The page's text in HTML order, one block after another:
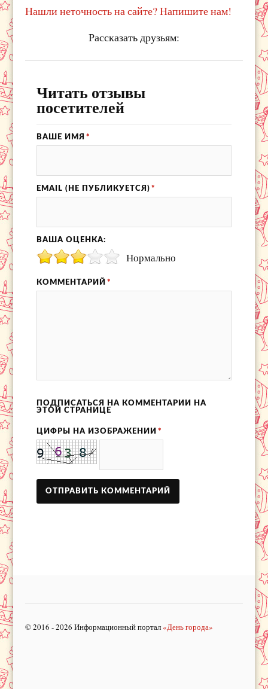
Нашли неточность на сайте? Напишите нам!
Рассказать друзьям:
Читать отзывы
посетителей
ВАШЕ ИМЯ *
EMAIL (НЕ ПУБЛИКУЕТСЯ) *
ВАША ОЦЕНКА:
Нормально
КОММЕНТАРИЙ *
ПОДПИСАТЬСЯ НА КОММЕНТАРИИ НА
ЭТОЙ СТРАНИЦЕ
ЦИФРЫ НА ИЗОБРАЖЕНИИ *
© 2016 - 2026 Информационный портал «День города»